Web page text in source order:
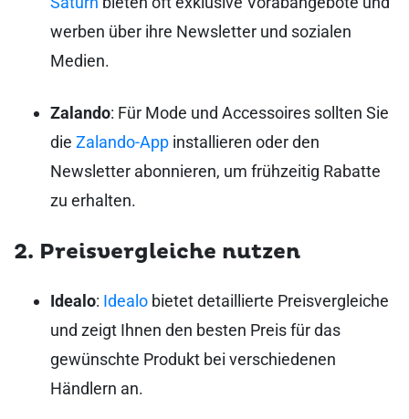
werben über ihre Newsletter und sozialen
Medien.
Zalando: Für Mode und Accessoires sollten Sie
die Zalando-App installieren oder den
Newsletter abonnieren, um frühzeitig Rabatte
zu erhalten.
2. Preisvergleiche nutzen
Idealo: Idealo bietet detaillierte Preisvergleiche
und zeigt Ihnen den besten Preis für das
gewünschte Produkt bei verschiedenen
Händlern an.